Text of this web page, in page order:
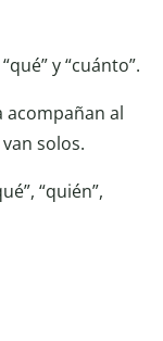
y “cuánto”.
acompañan al
solos.
“quién”,